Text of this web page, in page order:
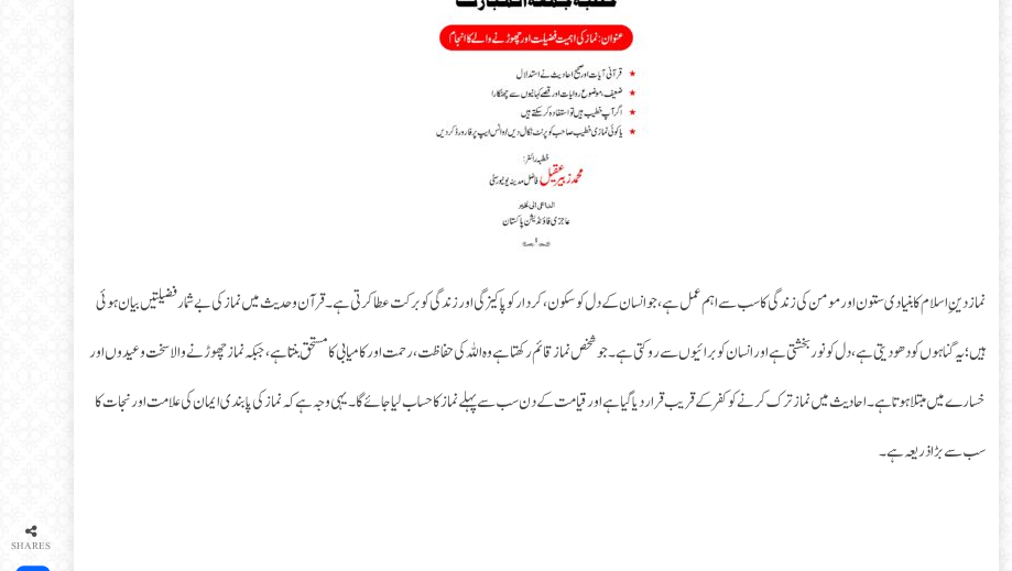
نماز دینِ اسلام کا بنیادی ستون اور مومن کی زندگی کا سب سے اہم عمل ہے، جو انسان کے دل کو سکون، کردار کو پاکیزگی اور زندگی کو برکت عطا کرتی ہے۔ قرآن و حدیث میں نماز کی بے شمار فضیلتیں بیان ہوئی
ہیں؛ یہ گناہوں کو دھو دیتی ہے، دل کو نور بخشتی ہے اور انسان کو برائیوں سے روکتی ہے۔ جو شخص نماز قائم رکھتا ہے وہ اللہ کی حفاظت، رحمت اور کامیابی کا مستحق بنتا ہے، جبکہ نماز چھوڑنے والا سخت وعیدوں اور
خسارے میں مبتلا ہوتا ہے۔ احادیث میں نماز ترک کرنے کو کفر کے قریب قرار دیا گیا ہے اور قیامت کے دن سب سے پہلے نماز کا حساب لیا جائے گا۔ یہی وجہ ہے کہ نماز کی پابندی ایمان کی علامت اور نجات کا
سب سے بڑا ذریعہ ہے۔
SHARES